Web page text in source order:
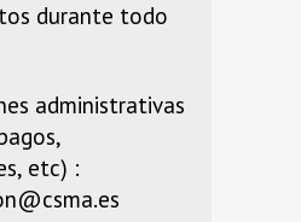
durante todo
administrativas
etc) :